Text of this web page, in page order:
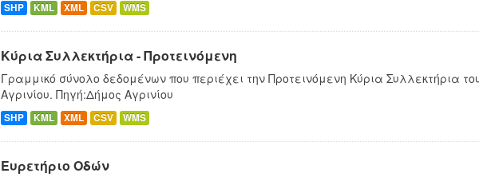
SHP KML XML CSV WMS
Κύρια Συλλεκτήρια - Προτεινόμενη
Γραμμικό σύνολο δεδομένων που περιέχει την Προτεινόμενη Κύρια Συλλεκτήρια
Αγρινίου. Πηγή:Δήμος Αγρινίου
SHP KML XML CSV WMS
Ευρετήριο Οδών